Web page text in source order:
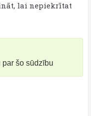
lai nepiekrītat
šo sūdzību